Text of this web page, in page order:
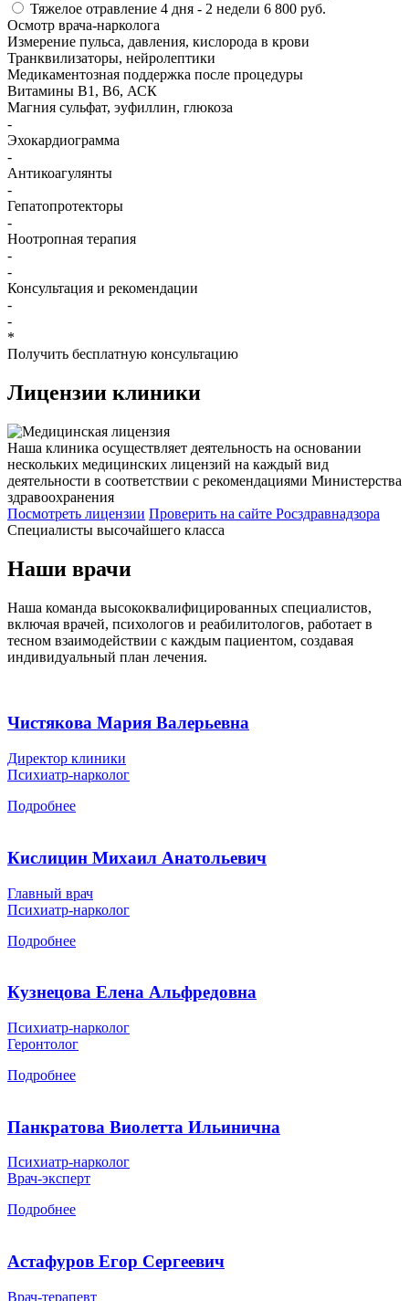
Тяжелое отравление 4 дня - 2 недели 6 800 руб.
Осмотр врача-нарколога
Измерение пульса, давления, кислорода в крови
Транквилизаторы, нейролептики
Медикаментозная поддержка после процедуры
Витамины B1, B6, АСК
Магния сульфат, эуфиллин, глюкоза
-
Эхокардиограмма
-
Антикоагулянты
-
Гепатопротекторы
-
Ноотропная терапия
-
-
Консультация и рекомендации
-
-
*
Получить бесплатную консультацию
Лицензии клиники
Наша клиника осуществляет деятельность на основании
нескольких медицинских лицензий на каждый вид
деятельности в соответствии с рекомендациями Министерства
здравоохранения
Посмотреть лицензии Проверить на сайте Росздравнадзора
Специалисты высочайшего класса
Наши врачи
Наша команда высококвалифицированных специалистов,
включая врачей, психологов и реабилитологов, работает в
тесном взаимодействии с каждым пациентом, создавая
индивидуальный план лечения.
Чистякова Мария Валерьевна
Директор клиники
Психиатр-нарколог
Подробнее
Кислицин Михаил Анатольевич
Главный врач
Психиатр-нарколог
Подробнее
Кузнецова Елена Альфредовна
Психиатр-нарколог
Геронтолог
Подробнее
Панкратова Виолетта Ильинична
Психиатр-нарколог
Врач-эксперт
Подробнее
Астафуров Егор Сергеевич
Врач-терапевт